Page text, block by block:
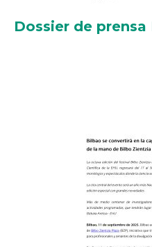
Dossier de prensa